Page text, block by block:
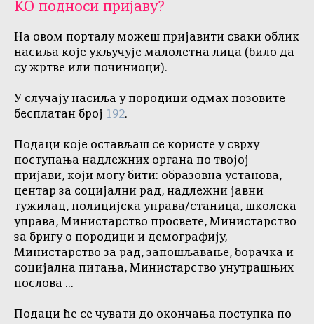
КО подноси пријаву?
На овом порталу можеш пријавити сваки облик
насиља које укључује малолетна лица (било да
су жртве или починиоци).
У случају насиља у породици одмах позовите
бесплатан број 192.
Подаци које остављаш се користе у сврху
поступања надлежних органа по твојој
пријави, који могу бити: образовна установа,
центар за социјални рад, надлежни јавни
тужилац, полицијска управа/станица, школска
управа, Министарство просвете, Министарство
за бригу о породици и демографију,
Министарство за рад, запошљавање, борачка и
социјална питања, Министарство унутрашњих
послова ...
Подаци ће се чувати до окончања поступка по